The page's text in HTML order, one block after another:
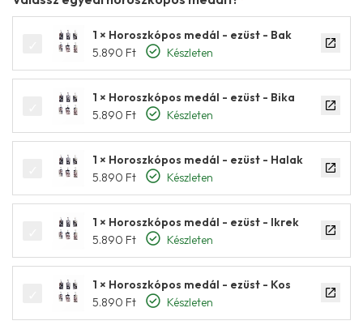
1 × Horoszkópos medál - ezüst - Bak
5.890 Ft Készleten
1 × Horoszkópos medál - ezüst - Bika
5.890 Ft Készleten
1 × Horoszkópos medál - ezüst - Halak
5.890 Ft Készleten
1 × Horoszkópos medál - ezüst - Ikrek
5.890 Ft Készleten
1 × Horoszkópos medál - ezüst - Kos
5.890 Ft Készleten